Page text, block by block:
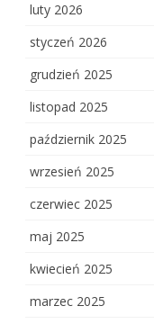
luty 2026
styczeń 2026
grudzień 2025
listopad 2025
październik 2025
wrzesień 2025
czerwiec 2025
maj 2025
kwiecień 2025
marzec 2025